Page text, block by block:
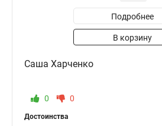
Подробнее
В корзину
Саша Харченко
0 0
Достоинства